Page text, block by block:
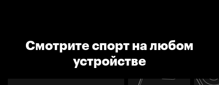
Смотрите спорт на любом
устройстве